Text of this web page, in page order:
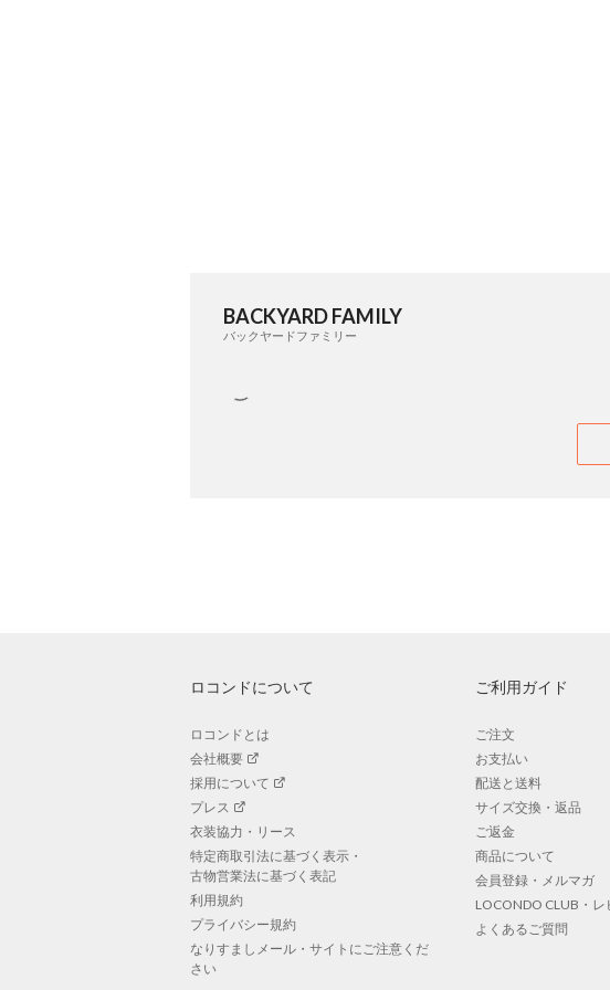
BACKYARD FAMILY
バックヤードファミリー
ロコンドについて
ロコンドとは
会社概要
採用について
プレス
衣装協力・リース
特定商取引法に基づく表示・
古物営業法に基づく表記
利用規約
プライバシー規約
なりすましメール・サイトにご注意くだ
さい
ご利用ガイド
ご注文
お支払い
配送と送料
サイズ交換・返品
ご返金
商品について
会員登録・メルマガ
LOCONDO CLUB・
よくあるご質問